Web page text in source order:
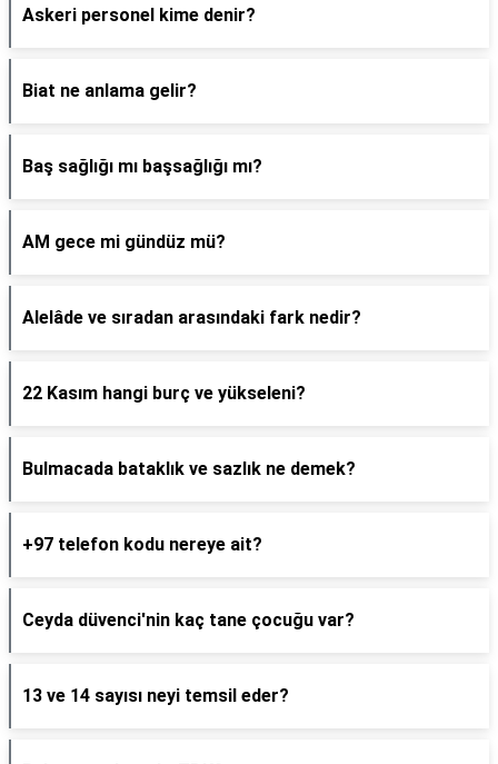
Askeri personel kime denir?
Biat ne anlama gelir?
Baş sağlığı mı başsağlığı mı?
AM gece mi gündüz mü?
Alelâde ve sıradan arasındaki fark nedir?
22 Kasım hangi burç ve yükseleni?
Bulmacada bataklık ve sazlık ne demek?
+97 telefon kodu nereye ait?
Ceyda düvenci'nin kaç tane çocuğu var?
13 ve 14 sayısı neyi temsil eder?